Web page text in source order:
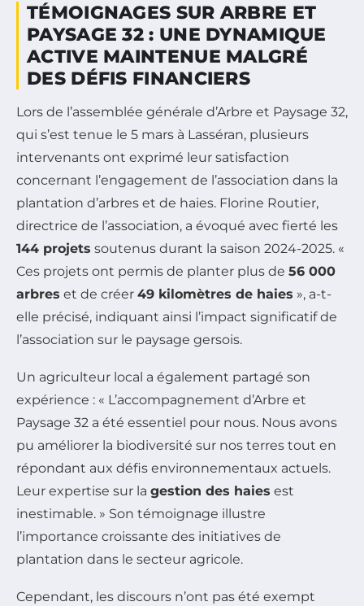
TÉMOIGNAGES SUR ARBRE ET
PAYSAGE 32 : UNE DYNAMIQUE
ACTIVE MAINTENUE MALGRÉ
DES DÉFIS FINANCIERS
Lors de l’assemblée générale d’Arbre et Paysage 32,
qui s’est tenue le 5 mars à Lasséran, plusieurs
intervenants ont exprimé leur satisfaction
concernant l’engagement de l’association dans la
plantation d’arbres et de haies. Florine Routier,
directrice de l’association, a évoqué avec fierté les
144 projets soutenus durant la saison 2024-2025. «
Ces projets ont permis de planter plus de 56 000
arbres et de créer 49 kilomètres de haies », a-t-
elle précisé, indiquant ainsi l’impact significatif de
l’association sur le paysage gersois.
Un agriculteur local a également partagé son
expérience : « L’accompagnement d’Arbre et
Paysage 32 a été essentiel pour nous. Nous avons
pu améliorer la biodiversité sur nos terres tout en
répondant aux défis environnementaux actuels.
Leur expertise sur la gestion des haies est
inestimable. » Son témoignage illustre
l’importance croissante des initiatives de
plantation dans le secteur agricole.
Cependant, les discours n’ont pas été exempt